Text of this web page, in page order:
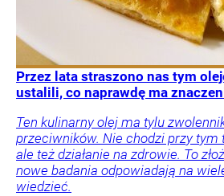
Przez lata straszono nas tym
ustalili, co naprawdę ma
Ten kulinarny olej ma tylu
przeciwników. Nie chodzi przy tym
ale też działanie na zdrowie. To
nowe badania odpowiadają na
wiedzieć.